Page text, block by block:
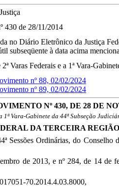
430 de 28/11/2014
no Diário Eletrônico da Justiça
subseqüente à data acima
2ª Varas Federais e a 1ª Vara-
nº 88, 02/02/2024
nº 89, 02/02/2024
Nº 430, DE 28 DE
1ª Vara-Gabinete da 44ª Subseção
DA TERCEIRA REGIÃO
Sessões Ordinárias, do
de 2013, e nº 284, de 14 de
70.2014.4.03.8000,